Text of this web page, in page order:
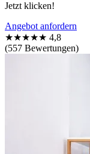
Jetzt klicken!
Angebot anfordern
★★★★★ 4,8
(557 Bewertungen)